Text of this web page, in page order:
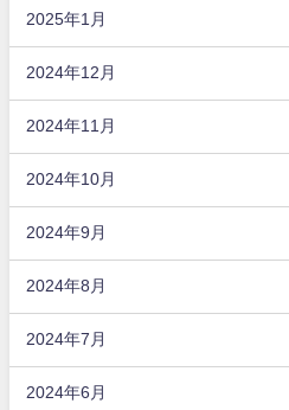
2025年1月
2024年12月
2024年11月
2024年10月
2024年9月
2024年8月
2024年7月
2024年6月